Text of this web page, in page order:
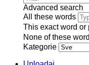
Advanced search
All these words
This exact word or
None of these
Kategorie